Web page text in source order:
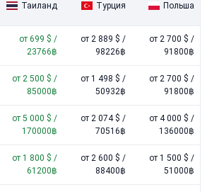
Таиланд Турция Польша
от 699 $ /
23766฿
от 2 889 $ /
98226฿
от 2 700 $ /
91800฿
от 2 500 $ /
85000฿
от 1 498 $ /
50932฿
от 2 700 $ /
91800฿
от 5 000 $ /
170000฿
от 2 074 $ /
70516฿
от 4 000 $ /
136000฿
от 1 800 $ /
61200฿
от 2 600 $ /
88400฿
от 1 500 $ /
51000฿